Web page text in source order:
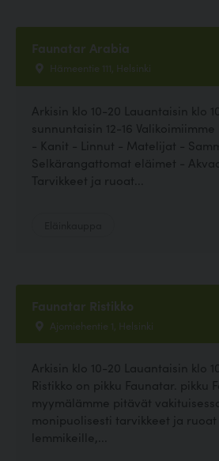
Faunatar Arabia
Hämeentie 111, Helsinki
Arkisin klo 10-20 Lauantaisin klo
sunnuntaisin 12-16
- Kanit - Linnut - Matelijat -
Selkärangattomat eläimet -
Tarvikkeet ja ruoat...
Faunatar Ristikko
Ajomiehentie 1, Helsinki
Arkisin klo 10-20 Lauantaisin klo
Ristikko on pikku Faunatar. pikku
myymälämme pitävät
monipuolisesti tarvikkeet ja
lemmikeille,...